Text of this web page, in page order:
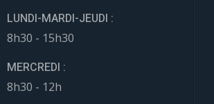
LUNDI-MARDI-JEUDI :
8h30 - 15h30
MERCREDI :
8h30 - 12h